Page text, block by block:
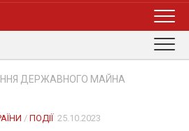
ДЕРЖАВНОГО МАЙНА
/ ПОДІЇ 25.10.2023